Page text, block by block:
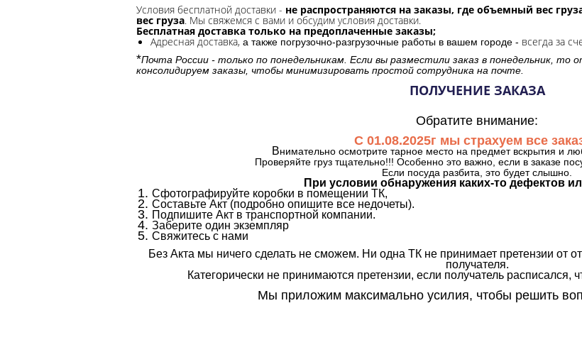
Условия бесплатной доставки - не распространяются на заказы, где объемный вес
вес груза. Мы свяжемся с вами и обсудим условия доставки.
Бесплатная доставка только на предоплаченные заказы;
Адресная доставка, а также погрузочно-разгрузочные работы в вашем городе - всегда за
*Почта России - только по понедельникам. Если вы разместили заказ в понедельник, то
консолидируем заказы, чтобы минимизировать простой сотрудника на почте.
ПОЛУЧЕНИЕ ЗАКАЗА
Обратите внимание:
С 01.08.2025г мы страхуем все
Внимательно осмотрите тарное место на предмет вскрытия и
Проверяйте груз тщательно!!! Особенно это важно, если в заказе
Если посуда разбита, это будет слышно.
При условии обнаружения каких-то дефектов
Сфотографируйте коробки в помещении ТК,
Составьте Акт (подробно опишите все недочеты).
Подпишите Акт в транспортной компании.
Заберите один экземпляр
Свяжитесь с нами
Без Акта мы ничего сделать не сможем. Ни одна ТК не принимает претензии от
получателя.
Категорически не принимаются претензии, если получатель расписался,
Мы приложим максимально усилия, чтобы решить